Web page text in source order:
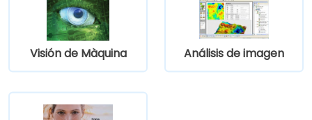
Visión de Màquina Análisis de imagen